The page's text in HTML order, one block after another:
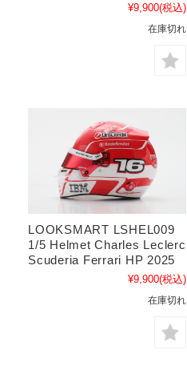
¥9,900(税込)
在庫切れ
LOOKSMART LSHEL009
1/5 Helmet Charles Leclerc
Scuderia Ferrari HP 2025
¥9,900(税込)
在庫切れ